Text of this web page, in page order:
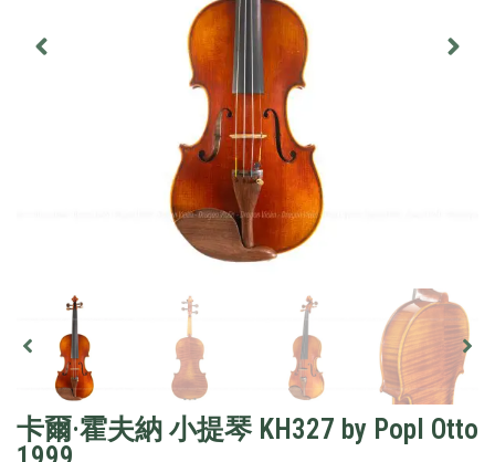
卡爾·霍夫納 小提琴 KH327 by Popl Otto